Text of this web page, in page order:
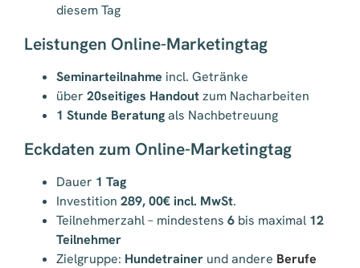
diesem Tag
Leistungen Online-Marketingtag
Seminarteilnahme incl. Getränke
über 20seitiges Handoutzum Nacharbeiten
1 Stunde Beratungals Nachbetreuung
Eckdaten zum Online-Marketingtag
Dauer 1 Tag
Investition 289, 00€ incl. MwSt.
Teilnehmerzahl – mindestens 6 bis maximal 12
Teilnehmer
Zielgruppe: Hundetrainer und andere Berufe